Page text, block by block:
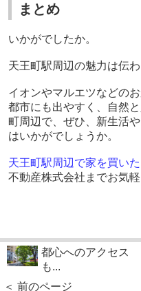
まとめ
いかがでしたか。
天王町駅周辺の魅力は伝
イオンやマルエツなどの
都市にも出やすく、自然
町周辺で、ぜひ、新生活
はいかがでしょうか。
天王町駅周辺で家を買い
不動産株式会社までお気軽
都心へのアクセス
も...
＜ 前のページ